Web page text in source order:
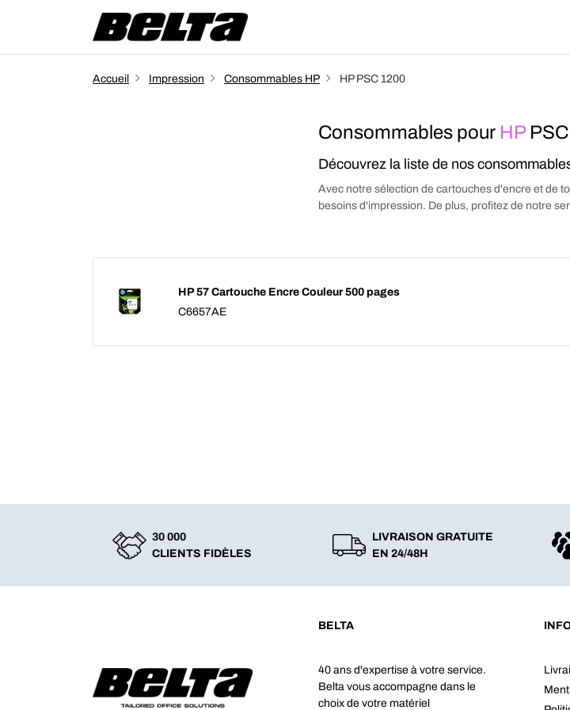
Accueil Impression Consommables HP HP PSC 1200
Consommables pour HP
Découvrez la liste de nos
Avec notre sélection de cartouches d'encre et de
besoins d'impression. De plus, profitez de notre
HP 57 Cartouche Encre Couleur 500 pages
C6657AE
30 000
CLIENTS FIDÈLES
LIVRAISON GRATUITE
EN 24/48H
BELTA
40 ans d'expertise à votre service.
Belta vous accompagne dans le
choix de votre matériel